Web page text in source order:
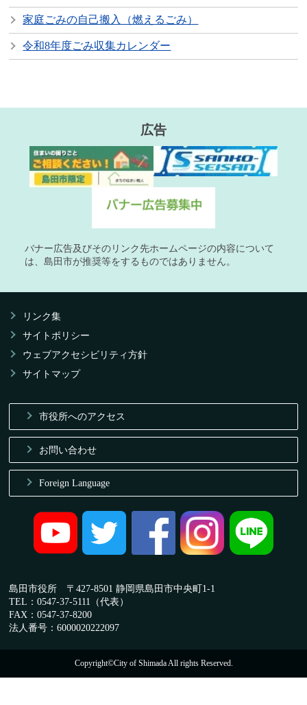
家庭ごみの自己搬入（燃えるごみ）
令和8年度ごみ収集カレンダー
広告
バナー広告及びそのリンク先ホームページの内容について
は、島田市が推奨等をするものではありません。
リンク集
サイトポリシー
ウェブアクセシビリティ方針
サイトマップ
市役所へのアクセス
お問い合わせ
Foreign Language
島田市役所 〒427-8501 静岡県島田市中央町1-1
TEL：0547-37-5111（代表）
FAX：0547-37-8200
法人番号：6000020222097
Copyright©City of Shimada All rights Reserved.